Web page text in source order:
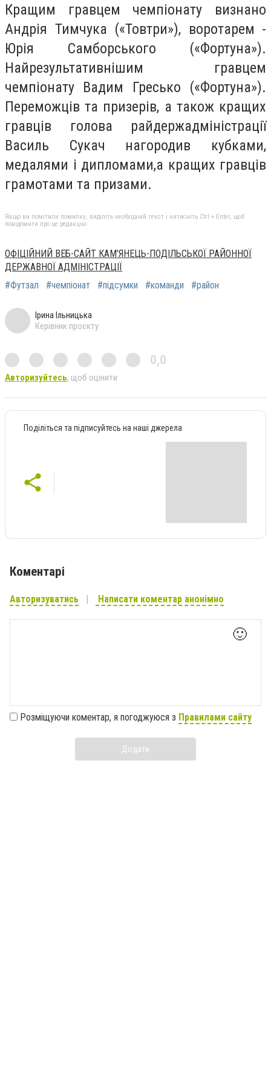
Кращим гравцем чемпіонату визнано
Андрія Тимчука («Товтри»), воротарем -
Юрія Самборського («Фортуна»).
Найрезультативнішим гравцем
чемпіонату Вадим Гресько («Фортуна»).
Переможців та призерів, а також кращих
гравців голова райдержадміністрації
Василь Сукач нагородив кубками,
медалями і дипломами,а кращих гравців
грамотами та призами.
Якщо ви помітили помилку, виділіть необхідний текст і натисніть Ctrl + Enter, щоб
повідомити про це редакцію
ОФІЦІЙНИЙ ВЕБ-САЙТ КАМ'ЯНЕЦЬ-ПОДІЛЬСЬКОЇ РАЙОННОЇ
ДЕРЖАВНОЇ АДМІНІСТРАЦІЇ
#Футзал
#чемпіонат #підсумки #команди #район
Ірина Ільницька
Керівник проєкту
0,0
Авторизуйтесь, щоб оцінити
Поділіться та підписуйтесь на наші джерела
Коментарі
Авторизуватись Написати коментар анонімно
🙂
Розміщуючи коментар, я погоджуюся з Правилами сайту
Додати